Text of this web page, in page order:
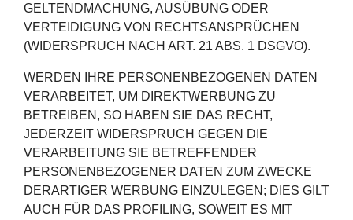
GELTENDMACHUNG, AUSÜBUNG ODER
VERTEIDIGUNG VON RECHTSANSPRÜCHEN
(WIDERSPRUCH NACH ART. 21 ABS. 1 DSGVO).
WERDEN IHRE PERSONENBEZOGENEN DATEN
VERARBEITET, UM DIREKTWERBUNG ZU
BETREIBEN, SO HABEN SIE DAS RECHT,
JEDERZEIT WIDERSPRUCH GEGEN DIE
VERARBEITUNG SIE BETREFFENDER
PERSONENBEZOGENER DATEN ZUM ZWECKE
DERARTIGER WERBUNG EINZULEGEN; DIES GILT
AUCH FÜR DAS PROFILING, SOWEIT ES MIT